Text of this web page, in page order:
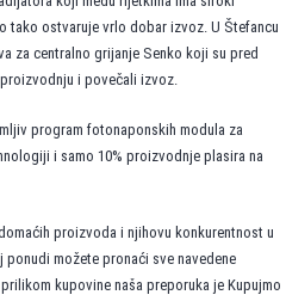
tako ostvaruje vrlo dobar izvoz. U Štefancu
za centralno grijanje Senko koji su pred
i povečali izvoz.
program fotonaponskih modula za
i samo 10% proizvodnje plasira na
proizvoda i njihovu konkurentnost u
možete pronaći sve navedene
kupovine naša preporuka je Kupujmo